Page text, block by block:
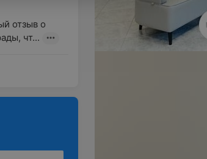
отзыв о
чт...